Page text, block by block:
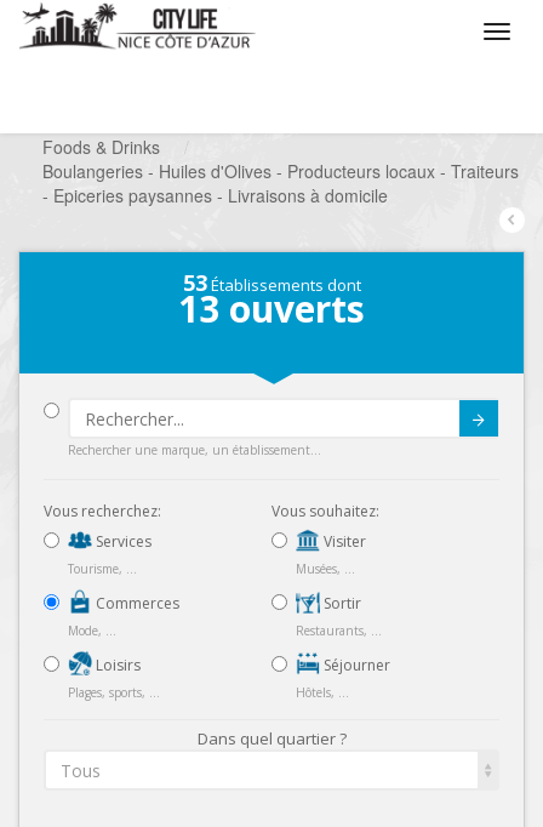
Foods & Drinks
/
Boulangeries - Huiles d'Olives - Producteurs locaux - Traiteurs
- Epiceries paysannes - Livraisons à domicile
53Établissements dont
13 ouverts
Rechercher une marque, un établissement...
Vous recherchez:
Services
Tourisme, ...
Commerces
Mode, ...
Loisirs
Plages, sports, ...
Vous souhaitez:
Visiter
Musées, ...
Sortir
Restaurants, ...
Séjourner
Hôtels, ...
Dans quel quartier ?
Tous